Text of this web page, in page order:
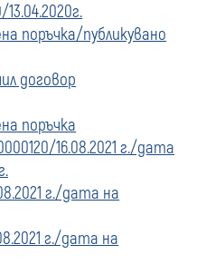
поръчка/публикувано
договор
поръчка
16.08.2021 г./дата
г./дата на
г./дата на